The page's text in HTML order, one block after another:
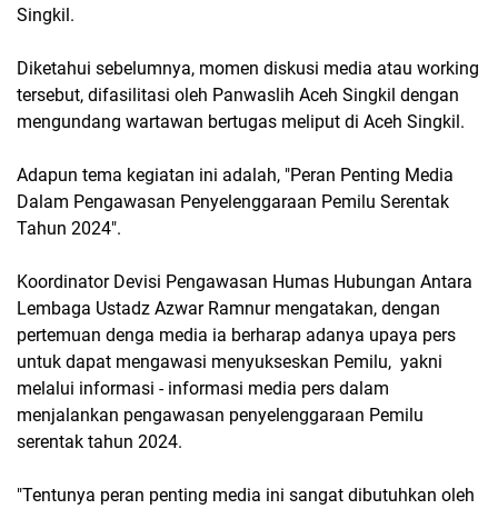
Singkil.
Diketahui sebelumnya, momen diskusi media atau working
tersebut, difasilitasi oleh Panwaslih Aceh Singkil dengan
mengundang wartawan bertugas meliput di Aceh Singkil.
Adapun tema kegiatan ini adalah, "Peran Penting Media
Dalam Pengawasan Penyelenggaraan Pemilu Serentak
Tahun 2024".
Koordinator Devisi Pengawasan Humas Hubungan Antara
Lembaga Ustadz Azwar Ramnur mengatakan, dengan
pertemuan denga media ia berharap adanya upaya pers
untuk dapat mengawasi menyukseskan Pemilu, yakni
melalui informasi - informasi media pers dalam
menjalankan pengawasan penyelenggaraan Pemilu
serentak tahun 2024.
"Tentunya peran penting media ini sangat dibutuhkan oleh